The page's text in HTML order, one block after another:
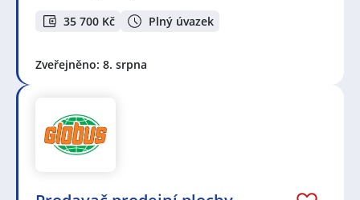
35 700 Kč Plný úvazek
Zveřejněno: 8. srpna